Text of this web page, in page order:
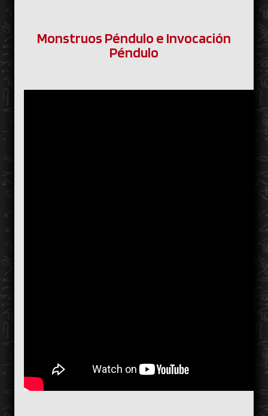
Monstruos Péndulo e Invocación
Péndulo